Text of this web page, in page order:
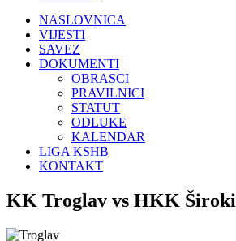
NASLOVNICA
VIJESTI
SAVEZ
DOKUMENTI
OBRASCI
PRAVILNICI
STATUT
ODLUKE
KALENDAR
LIGA KSHB
KONTAKT
KK Troglav vs HKK Široki